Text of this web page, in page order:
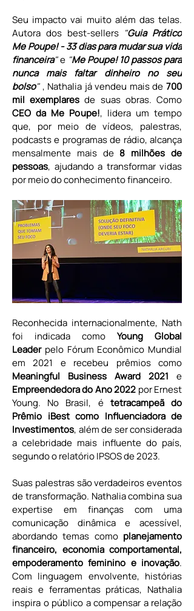
Seu impacto vai muito além das telas.
Autora dos best-sellers "Guia Prático
Me Poupe! - 33 dias para mudar sua vida
financeira" e "Me Poupe! 10 passos para
nunca mais faltar dinheiro no seu
bolso" , Nathalia já vendeu mais de 700
mil exemplares
CEO da Me Poupe!, lidera um tempo
que, por meio de vídeos, palestras,
podcasts e programas de rádio, alcança
mensalmente mais de 8 milhões de
pessoas, ajudando a transformar vidas
por meio do conhecimento financeiro.
Reconhecida internacionalmente, Nath
foi indicada como Young Global
Leader pelo Fórum Econômico Mundial
Meaningful Business Award 2021
Empreendedora do Ano 2022 por Ernest
Young. No Brasil, é tetracampeã do
Prêmio iBest como Influenciadora de
Investimentos, além de ser considerada
a celebridade mais influente do país,
segundo o relatório IPSOS de 2023.
Suas palestras são verdadeiros eventos
de transformação. Nathalia combina sua
expertise em finanças com uma
comunicação dinâmica e acessível,
abordando temas como planejamento
financeiro, economia comportamental,
empoderamento feminino e inovação.
Com linguagem envolvente, histórias
reais e ferramentas práticas, Nathalia
inspira o público a compensar a relação